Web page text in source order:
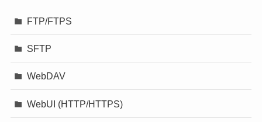
FTP/FTPS
SFTP
WebDAV
WebUI (HTTP/HTTPS)